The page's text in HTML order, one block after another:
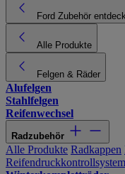
Ford Zubehör
Alle Produkte
Felgen & Räder
Alufelgen
Stahlfelgen
Reifenwechsel
Radzubehör
Alle Produkte Radkappen